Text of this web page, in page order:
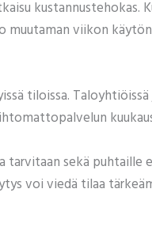
kustannustehokas.
muutaman viikon
tiloissa.
sekä puhtaille
voi viedä tilaa